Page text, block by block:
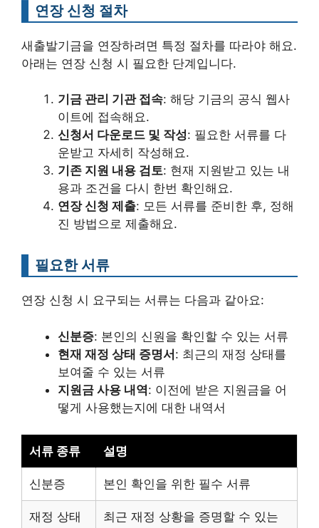
연장 신청 절차
새출발기금을 연장하려면 특정 절차를 따라야 해요.
아래는 연장 신청 시 필요한 단계입니다.
기금 관리 기관 접속: 해당 기금의 공식 웹사
이트에 접속해요.
신청서 다운로드 및 작성: 필요한 서류를 다
운받고 자세히 작성해요.
기존 지원 내용 검토: 현재 지원받고 있는 내
용과 조건을 다시 한번 확인해요.
연장 신청 제출: 모든 서류를 준비한 후, 정해
진 방법으로 제출해요.
필요한 서류
연장 신청 시 요구되는 서류는 다음과 같아요:
신분증: 본인의 신원을 확인할 수 있는 서류
현재 재정 상태 증명서: 최근의 재정 상태를
보여줄 수 있는 서류
지원금 사용 내역: 이전에 받은 지원금을 어
떻게 사용했는지에 대한 내역서
서류 종류 설명
신분증 본인 확인을 위한 필수 서류
재정 상태
최근 재정 상황을 증명할 수 있는